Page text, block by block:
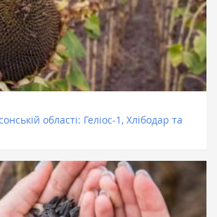
області: Геліос-1, Хлібодар та